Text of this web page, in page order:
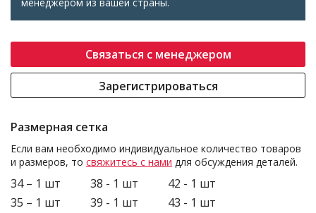
Связаться с менеджером
Зарегистрироваться
Размерная сетка
Если вам необходимо индивидуальное количество товаров
и размеров, то свяжитесь с нами для обсуждения деталей.
34 – 1 шт
35 – 1 шт
38 - 1 шт
39 - 1 шт
42 - 1 шт
43 - 1 шт